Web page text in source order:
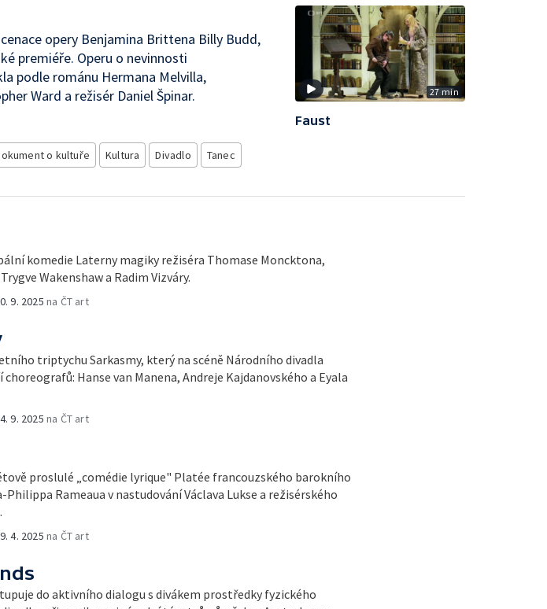
opery Benjamina Brittena Billy Budd,
premiéře. Operu o nevinnosti
podle románu Hermana Melvilla,
Ward a režisér Daniel Špinar.
o kultuře Kultura Divadlo Tanec
27 min
Faust
komedie Laterny magiky režiséra Thomase Moncktona,
Wakenshaw a Radim Vizváry.
9. 2025 na ČT art
triptychu Sarkasmy, který na scéně Národního divadla
Hanse van Manena, Andreje Kajdanovského a Eyala
9. 2025 na ČT art
proslulé „comédie lyrique" Platée francouzského barokního
Rameaua v nastudování Václava Lukse a režisérského
4. 2025 na ČT art
do aktivního dialogu s divákem prostředky fyzického